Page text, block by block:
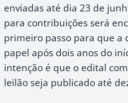
enviadas até dia 23 de
para contribuições será
primeiro passo para que a
papel após dois anos do
intenção é que o edital
leilão seja publicado até